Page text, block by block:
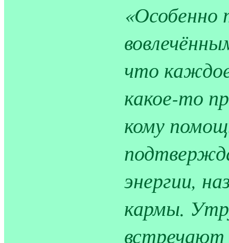
«Особенно
что
какое-то
кому
энергии,
кармы.